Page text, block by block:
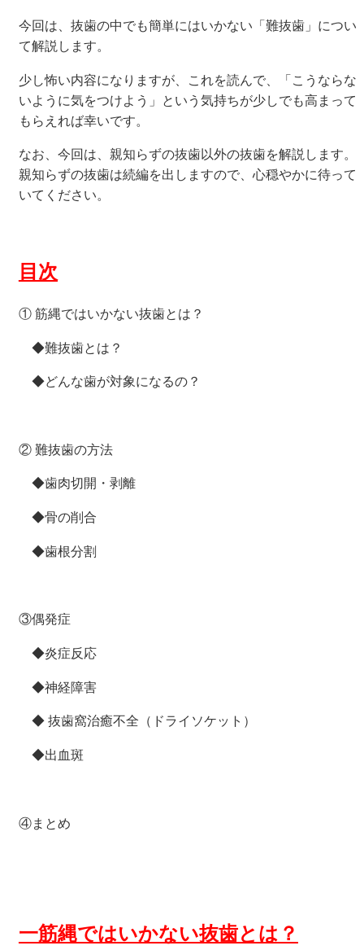
今回は、抜歯の中でも簡単にはいかない「難抜歯」につい
て解説します。
少し怖い内容になりますが、これを読んで、「こうならな
いように気をつけよう」という気持ちが少しでも高まって
もらえれば幸いです。
なお、今回は、親知らずの抜歯以外の抜歯を解説します。
親知らずの抜歯は続編を出しますので、心穏やかに待って
いてください。
目次
① 筋縄ではいかない抜歯とは？
◆難抜歯とは？
◆どんな歯が対象になるの？
② 難抜歯の方法
◆歯肉切開・剥離
◆骨の削合
◆歯根分割
③偶発症
◆炎症反応
◆神経障害
◆ 抜歯窩治癒不全（ドライソケット）
◆出血斑
④まとめ
一筋縄ではいかない抜歯とは？